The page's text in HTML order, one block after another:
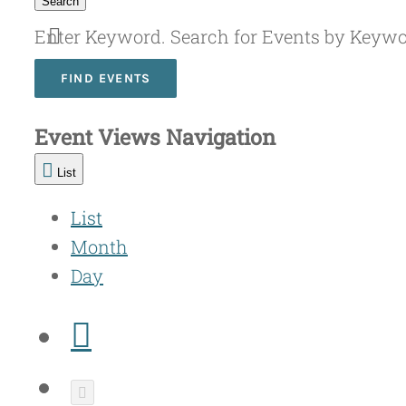
Enter Keyword. Search for Events by
FIND EVENTS
Event Views Navigation
List
List
Month
Day